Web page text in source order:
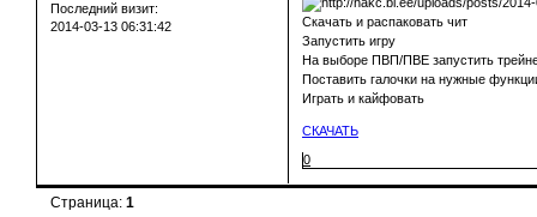
Последний визит:
2014-03-13 06:31:42
Скачать и распаковать чит
Запустить игру
На выборе ПВП/ПВЕ запустить
Поставить галочки на нужные
Играть и кайфовать
СКАЧАТЬ
0
Страница:1